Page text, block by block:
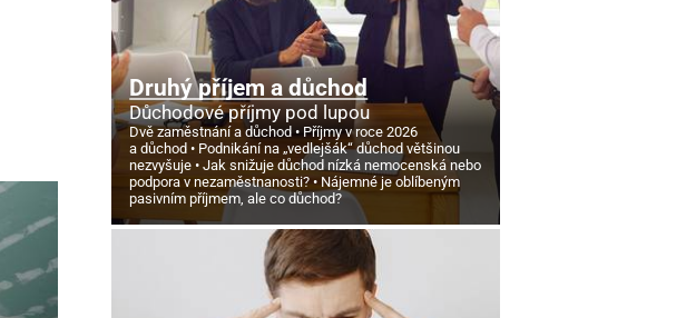
Druhý příjem a důchod
Důchodové příjmy pod lupou
Dvě zaměstnání a důchod
Příjmy v roce 2026
a důchod
Podnikání na „vedlejšák“ důchod většinou
nezvyšuje
Jak snižuje důchod nízká nemocenská nebo
podpora v nezaměstnanosti?
Nájemné je oblíbeným
pasivním příjmem, ale co důchod?